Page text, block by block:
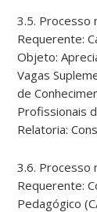
3.5. Processo
Requerente:
Objeto:
Vagas
de
Profissionais
Relatoria:
3.6. Processo
Requerente:
Pedagógico